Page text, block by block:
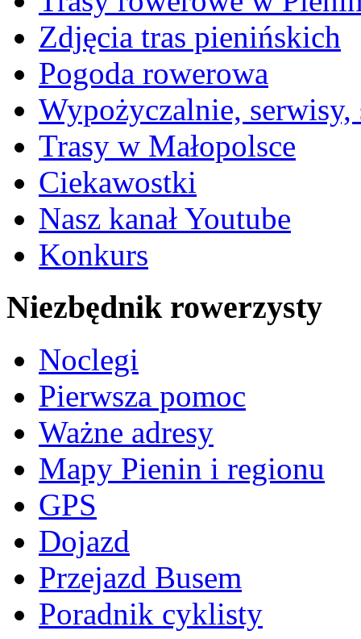
Zdjęcia tras pienińskich
Pogoda rowerowa
Wypożyczalnie, serwisy,
Trasy w Małopolsce
Ciekawostki
Nasz kanał Youtube
Konkurs
Niezbędnik rowerzysty
Noclegi
Pierwsza pomoc
Ważne adresy
Mapy Pienin i regionu
GPS
Dojazd
Przejazd Busem
Poradnik cyklisty